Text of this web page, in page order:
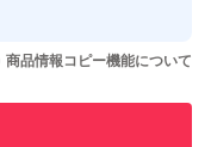
させた実績があります
績があります
商品情報コピー機能について